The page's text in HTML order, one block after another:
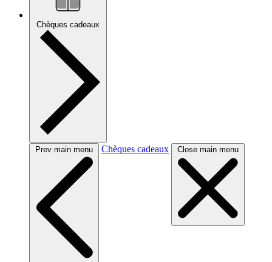
Chèques cadeaux
Prev main menu Chèques cadeaux Close main menu